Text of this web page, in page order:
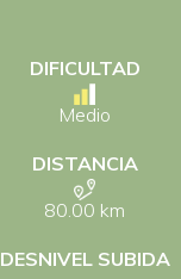
DIFICULTAD
Medio
DISTANCIA
80.00 km
DESNIVEL SUBIDA